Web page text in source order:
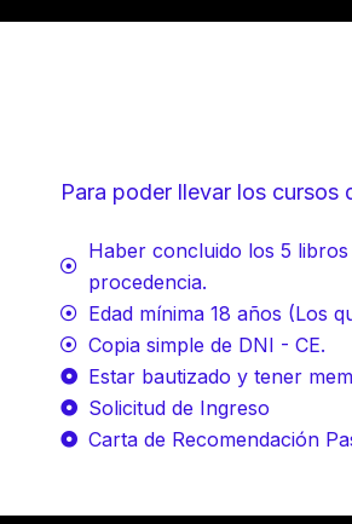
Para poder llevar los
Haber concluido los 5
procedencia.
Edad mínima 18 años (Los
Copia simple de DNI - CE.
Estar bautizado y tener
Solicitud de Ingreso
Carta de Recomendación